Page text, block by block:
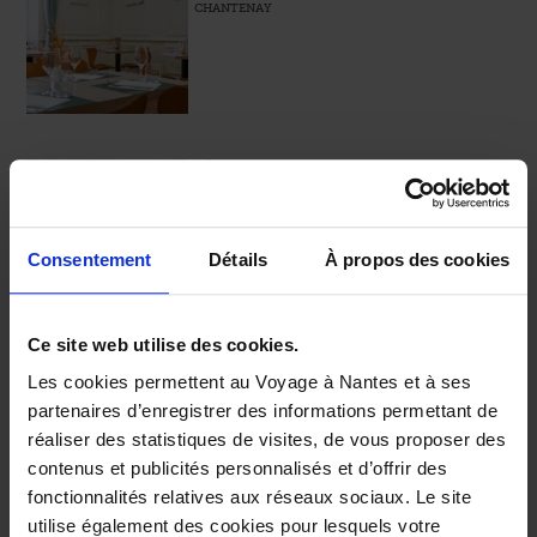
Consentement Détails À propos des cookies
Ce site web utilise des cookies.
Les cookies permettent au Voyage à Nantes et à ses
partenaires d’enregistrer des informations permettant de
réaliser des statistiques de visites, de vous proposer des
contenus et publicités personnalisés et d’offrir des
fonctionnalités relatives aux réseaux sociaux. Le site
utilise également des cookies pour lesquels votre
CHANTENAY
NANTES CENTRE
HÔTEL DE VILLE / CATHÉDRALE / VERSAILLES
Olio e Burro
LE VIGNOBLE
CLISSON